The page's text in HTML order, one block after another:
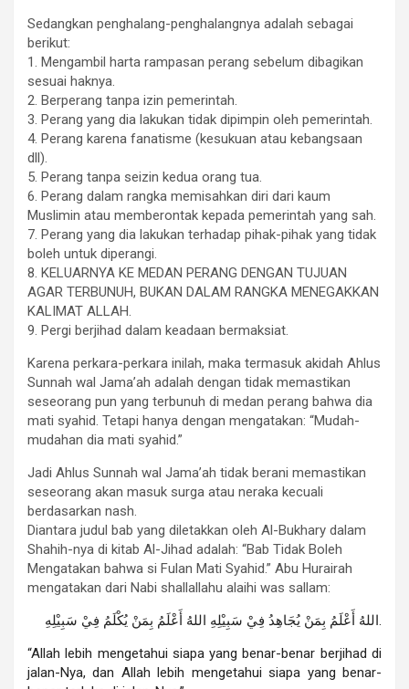
Sedangkan penghalang-penghalangnya adalah sebagai
berikut:
1. Mengambil harta rampasan perang sebelum dibagikan
sesuai haknya.
2. Berperang tanpa izin pemerintah.
3. Perang yang dia lakukan tidak dipimpin oleh pemerintah.
4. Perang karena fanatisme (kesukuan atau kebangsaan
dll).
5. Perang tanpa seizin kedua orang tua.
6. Perang dalam rangka memisahkan diri dari kaum
Muslimin atau memberontak kepada pemerintah yang sah.
7. Perang yang dia lakukan terhadap pihak-pihak yang tidak
boleh untuk diperangi.
8. KELUARNYA KE MEDAN PERANG DENGAN TUJUAN
AGAR TERBUNUH, BUKAN DALAM RANGKA MENEGAKKAN
KALIMAT ALLAH.
9. Pergi berjihad dalam keadaan bermaksiat.
Karena perkara-perkara inilah, maka termasuk akidah Ahlus
Sunnah wal Jama’ah adalah dengan tidak memastikan
seseorang pun yang terbunuh di medan perang bahwa dia
mati syahid. Tetapi hanya dengan mengatakan: “Mudah-
mudahan dia mati syahid.”
Jadi Ahlus Sunnah wal Jama’ah tidak berani memastikan
seseorang akan masuk surga atau neraka kecuali
berdasarkan nash.
Diantara judul bab yang diletakkan oleh Al-Bukhary dalam
Shahih-nya di kitab Al-Jihad adalah: “Bab Tidak Boleh
Mengatakan bahwa si Fulan Mati Syahid.” Abu Hurairah
mengatakan dari Nabi shallallahu alaihi was sallam:
اللهُ أَعْلَمُ بِمَنْ يُجَاهِدُ فِيْ سَبِيْلِهِ اللهُ أَعْلَمُ بِمَنْ يُكْلَمُ فِيْ سَبِيْلِهِ.
“Allah lebih mengetahui siapa yang benar-benar berjihad di
jalan-Nya, dan Allah lebih mengetahui siapa yang benar-